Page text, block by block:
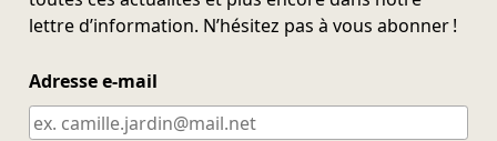
lettre d’information. N’hésitez pas à vous abonner !
Adresse e-mail